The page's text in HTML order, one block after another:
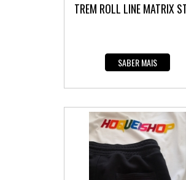
TREM ROLL LINE MATRIX
SABER MAIS